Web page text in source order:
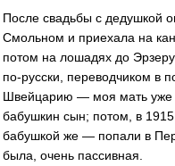
После свадьбы с дедушкой
Смольном и приехала на
потом на лошадях до
по-русски, переводчиком в
Швейцарию — моя мать уже
бабушкин сын; потом, в
бабушкой же — попали в
была, очень пассивная.